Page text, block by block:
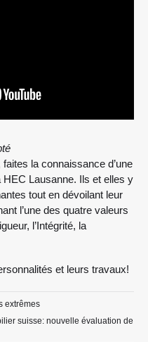
la connaissance d’une
HEC Lausanne. Ils et elles y
tout en dévoilant leur
l’une des quatre valeurs
l’Intégrité, la
et leurs travaux!
extrêmes
suisse: nouvelle évaluation de